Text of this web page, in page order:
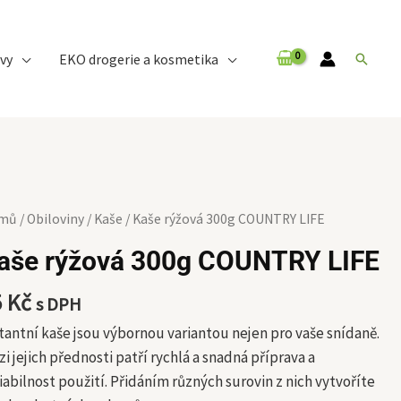
EKO drogerie a kosmetika Hledat
/Obiloviny/ Kaše / Kaše rýžová 300g COUNTRY LIFE
rýžová 300g COUNTRY LIFE
Kčs DPH
kaše jsou výbornou variantou nejen pro vaše snídaně.
jejich přednosti patří rychlá a snadná příprava a
použití. Přidáním různých surovin z nich vytvoříte